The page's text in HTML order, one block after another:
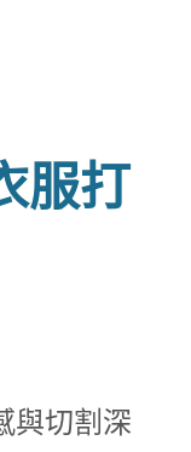
服打
與切割深